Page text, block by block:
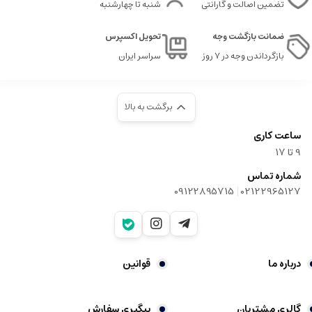
تضمین اصالت و گارانتی
شنبه تا چهارشنبه
ضمانت بازگشت وجه
بازگرداندن وجه در ۷ روز
تحویل اکسپرس
سراسر ایران
برگشت به بالا
ساعت کاری
9‌ تا ۱۷
شماره تماس
02122965127
|
09122895715
درباره ما قوانین